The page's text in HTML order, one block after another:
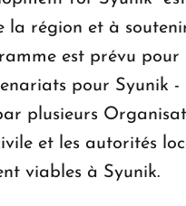
la région et à
est prévu pour
pour Syunik
plusieurs
et les autorités
viables à Syunik.